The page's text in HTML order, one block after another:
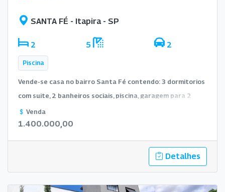
SANTA FÉ - Itapira - SP
2 2
Piscina
Vende-se casa no bairro Santa Fé contendo: 3 dormitorios
com suite, 2 banheiros sociais, piscina, garagem para 2
carros, sala com cozinha integrada, lavanderia.
Venda
1.400.000,00
Detalhes